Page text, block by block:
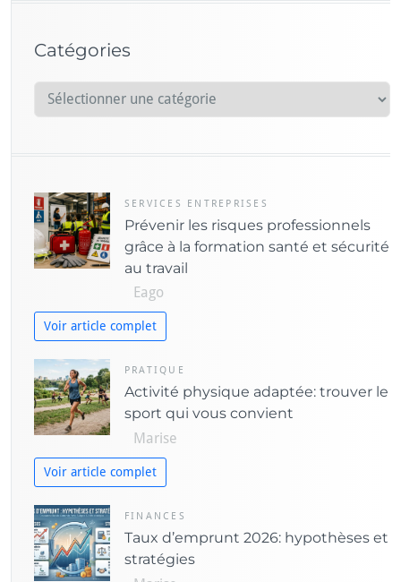
v
Catégories
a
o
r
i
e
SERVICES ENTREPRISES
Prévenir les risques professionnels
grâce à la formation santé et sécurité
au travail
Eago
Voir article complet
PRATIQUE
Activité physique adaptée: trouver le
sport qui vous convient
Marise
Voir article complet
FINANCES
Taux d’emprunt 2026: hypothèses et
stratégies